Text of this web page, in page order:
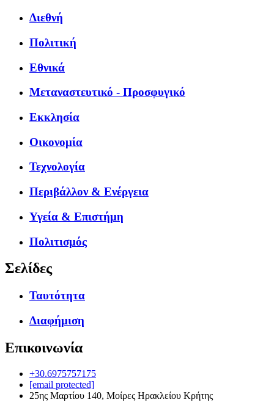
Διεθνή
Πολιτική
Εθνικά
Μεταναστευτικό - Προσφυγικό
Εκκλησία
Οικονομία
Τεχνολογία
Περιβάλλον & Ενέργεια
Υγεία & Επιστήμη
Πολιτισμός
Σελίδες
Ταυτότητα
Διαφήμιση
Επικοινωνία
+30.6975757175
[email protected]
25ης Μαρτίου 140, Μοίρες Ηρακλείου Κρήτης